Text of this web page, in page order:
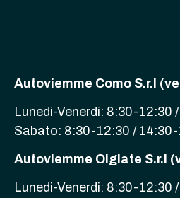
Autoviemme Como S.r.l
Lunedi-Venerdi: 8:30-12:30
Sabato: 8:30-12:30 /
Autoviemme Olgiate S.r.l
Lunedi-Venerdi: 8:30-12:30